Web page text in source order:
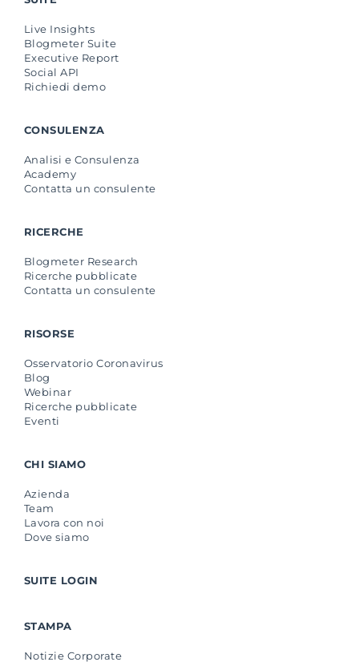
Live Insights
Blogmeter Suite
Executive Report
Social API
Richiedi demo
CONSULENZA
Analisi e Consulenza
Academy
Contatta un consulente
RICERCHE
Blogmeter Research
Ricerche pubblicate
Contatta un consulente
RISORSE
Osservatorio Coronavirus
Blog
Webinar
Ricerche pubblicate
Eventi
CHI SIAMO
Azienda
Team
Lavora con noi
Dove siamo
SUITE LOGIN
STAMPA
Notizie Corporate